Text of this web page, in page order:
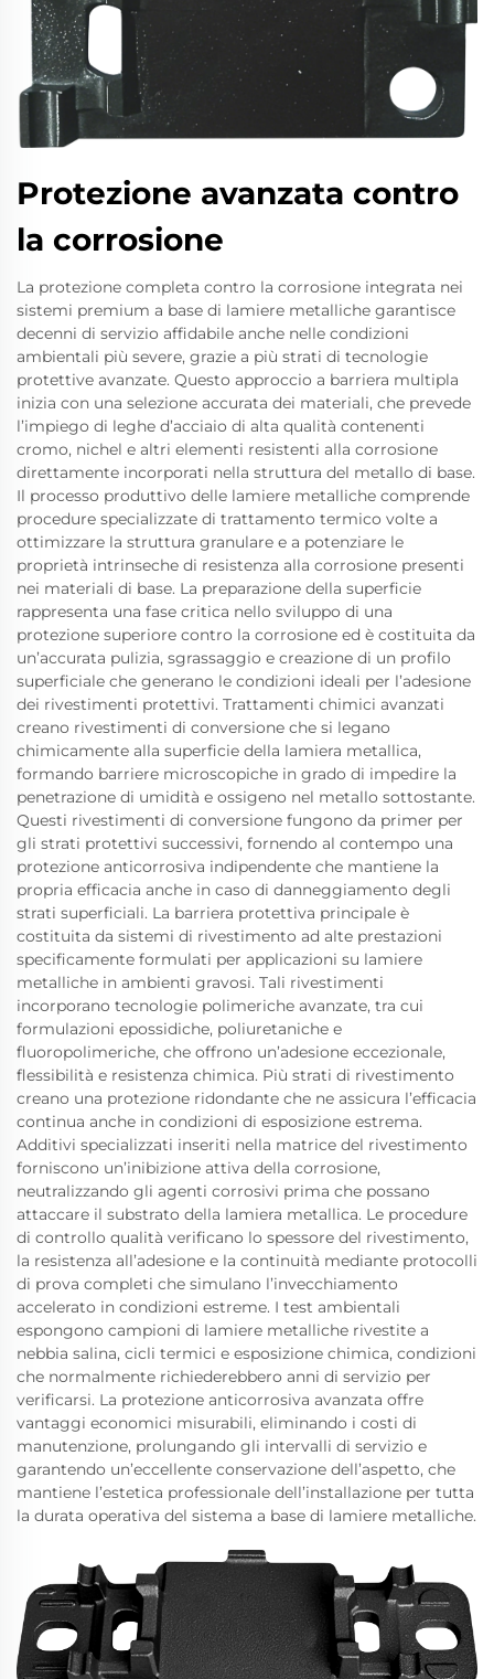
Protezione avanzata contro
la corrosione
La protezione completa contro la corrosione integrata nei
sistemi premium a base di lamiere metalliche garantisce
decenni di servizio affidabile anche nelle condizioni
ambientali più severe, grazie a più strati di tecnologie
protettive avanzate. Questo approccio a barriera multipla
inizia con una selezione accurata dei materiali, che prevede
l’impiego di leghe d’acciaio di alta qualità contenenti
cromo, nichel e altri elementi resistenti alla corrosione
direttamente incorporati nella struttura del metallo di base.
Il processo produttivo delle lamiere metalliche comprende
procedure specializzate di trattamento termico volte a
ottimizzare la struttura granulare e a potenziare le
proprietà intrinseche di resistenza alla corrosione presenti
nei materiali di base. La preparazione della superficie
rappresenta una fase critica nello sviluppo di una
protezione superiore contro la corrosione ed è costituita da
un’accurata pulizia, sgrassaggio e creazione di un profilo
superficiale che generano le condizioni ideali per l’adesione
dei rivestimenti protettivi. Trattamenti chimici avanzati
creano rivestimenti di conversione che si legano
chimicamente alla superficie della lamiera metallica,
formando barriere microscopiche in grado di impedire la
penetrazione di umidità e ossigeno nel metallo sottostante.
Questi rivestimenti di conversione fungono da primer per
gli strati protettivi successivi, fornendo al contempo una
protezione anticorrosiva indipendente che mantiene la
propria efficacia anche in caso di danneggiamento degli
strati superficiali. La barriera protettiva principale è
costituita da sistemi di rivestimento ad alte prestazioni
specificamente formulati per applicazioni su lamiere
metalliche in ambienti gravosi. Tali rivestimenti
incorporano tecnologie polimeriche avanzate, tra cui
formulazioni epossidiche, poliuretaniche e
fluoropolimeriche, che offrono un’adesione eccezionale,
flessibilità e resistenza chimica. Più strati di rivestimento
creano una protezione ridondante che ne assicura l’efficacia
continua anche in condizioni di esposizione estrema.
Additivi specializzati inseriti nella matrice del rivestimento
forniscono un’inibizione attiva della corrosione,
neutralizzando gli agenti corrosivi prima che possano
attaccare il substrato della lamiera metallica. Le procedure
di controllo qualità verificano lo spessore del rivestimento,
la resistenza all’adesione e la continuità mediante protocolli
di prova completi che simulano l’invecchiamento
accelerato in condizioni estreme. I test ambientali
espongono campioni di lamiere metalliche rivestite a
nebbia salina, cicli termici e esposizione chimica, condizioni
che normalmente richiederebbero anni di servizio per
verificarsi. La protezione anticorrosiva avanzata offre
vantaggi economici misurabili, eliminando i costi di
manutenzione, prolungando gli intervalli di servizio e
garantendo un’eccellente conservazione dell’aspetto, che
mantiene l’estetica professionale dell’installazione per tutta
la durata operativa del sistema a base di lamiere metalliche.